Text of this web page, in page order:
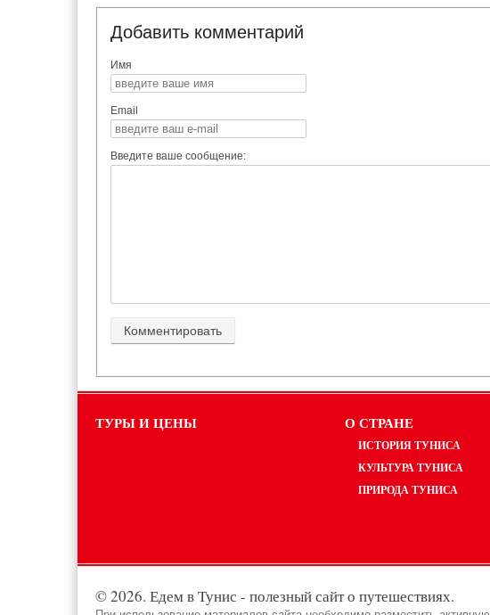
Добавить комментарий
Имя
Email
Введите ваше сообщение:
ТУРЫ И ЦЕНЫ О СТРАНЕ
ИСТОРИЯ ТУНИСА
КУЛЬТУРА ТУНИСА
ПРИРОДА ТУНИСА
© 2026. Едем в Тунис - полезный сайт о путешествиях.